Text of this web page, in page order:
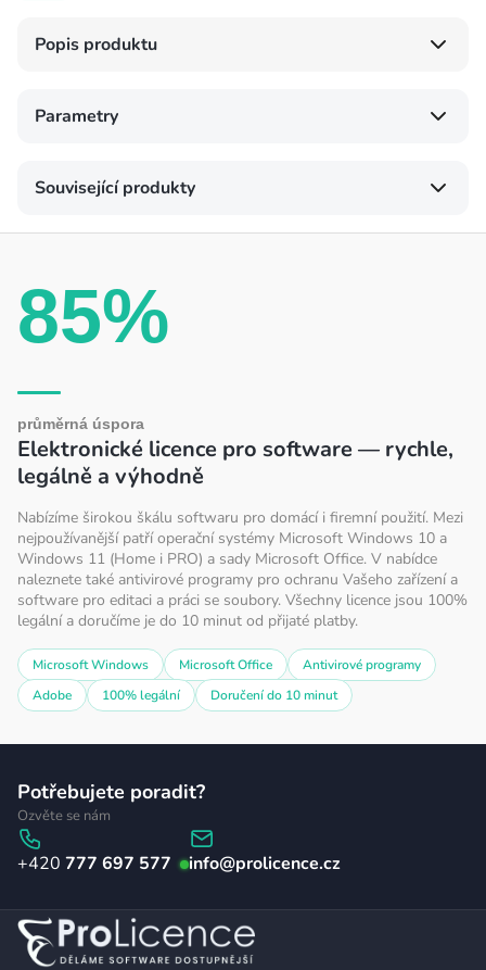
Popis produktu
Parametry
Související produkty
85%
průměrná úspora
Elektronické licence pro software — rychle,
legálně a výhodně
Nabízíme širokou škálu softwaru pro domácí i firemní použití. Mezi
nejpoužívanější patří operační systémy Microsoft Windows 10 a
Windows 11 (Home i PRO) a sady Microsoft Office. V nabídce
naleznete také antivirové programy pro ochranu Vašeho zařízení a
software pro editaci a práci se soubory. Všechny licence jsou 100%
legální a doručíme je do 10 minut od přijaté platby.
Microsoft Windows Microsoft Office
Antivirové programy
Adobe
100% legální Doručení do 10 minut
t
Potřebujete poradit?
Ozvěte se nám
777 697 577 info@prolicence.cz